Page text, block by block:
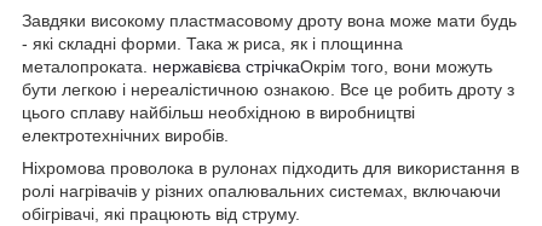
Завдяки високому пластмасовому дроту вона може мати будь
- які складні форми. Така ж риса, як і площинна
металопроката. нержавієва стрічкаОкрім того, вони можуть
бути легкою і нереалістичною ознакою. Все це робить дроту з
цього сплаву найбільш необхідною в виробництві
електротехнічних виробів.
Ніхромова проволока в рулонах підходить для використання в
ролі нагрівачів у різних опалювальних системах, включаючи
обігрівачі, які працюють від струму.